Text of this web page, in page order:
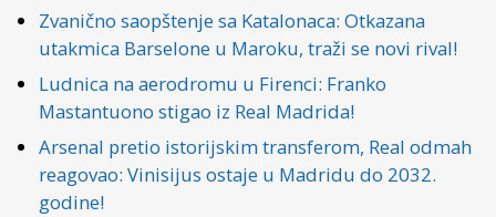
Zvanično saopštenje sa Katalonaca: Otkazana
utakmica Barselone u Maroku, traži se novi rival!
Ludnica na aerodromu u Firenci: Franko
Mastantuono stigao iz Real Madrida!
Arsenal pretio istorijskim transferom, Real odmah
reagovao: Vinisijus ostaje u Madridu do 2032.
godine!